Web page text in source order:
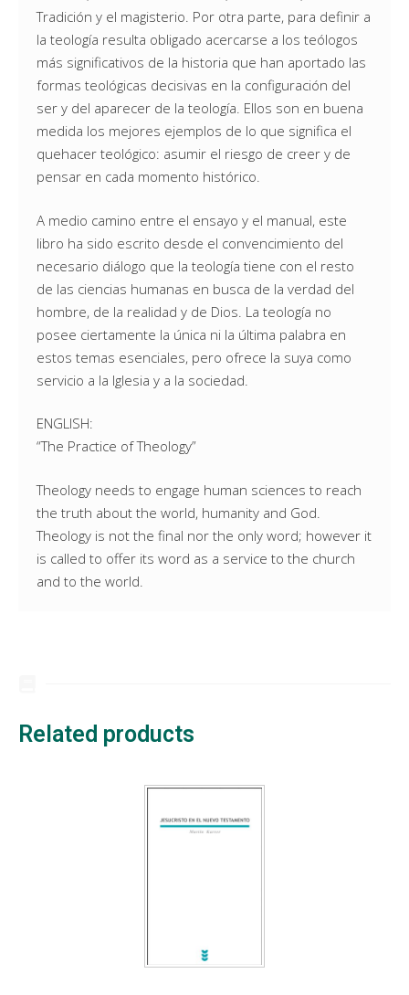
Tradición y el magisterio. Por otra parte, para definir a
la teología resulta obligado acercarse a los teólogos
más significativos de la historia que han aportado las
formas teológicas decisivas en la configuración del
ser y del aparecer de la teología. Ellos son en buena
medida los mejores ejemplos de lo que significa el
quehacer teológico: asumir el riesgo de creer y de
pensar en cada momento histórico.
A medio camino entre el ensayo y el manual, este
libro ha sido escrito desde el convencimiento del
necesario diálogo que la teología tiene con el resto
de las ciencias humanas en busca de la verdad del
hombre, de la realidad y de Dios. La teología no
posee ciertamente la única ni la última palabra en
estos temas esenciales, pero ofrece la suya como
servicio a la Iglesia y a la sociedad.
ENGLISH:
“The Practice of Theology”
Theology needs to engage human sciences to reach
the truth about the world, humanity and God.
Theology is not the final nor the only word; however it
is called to offer its word as a service to the church
and to the world.
Related products